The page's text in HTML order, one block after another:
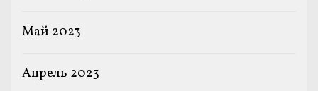
Май 2023
Апрель 2023